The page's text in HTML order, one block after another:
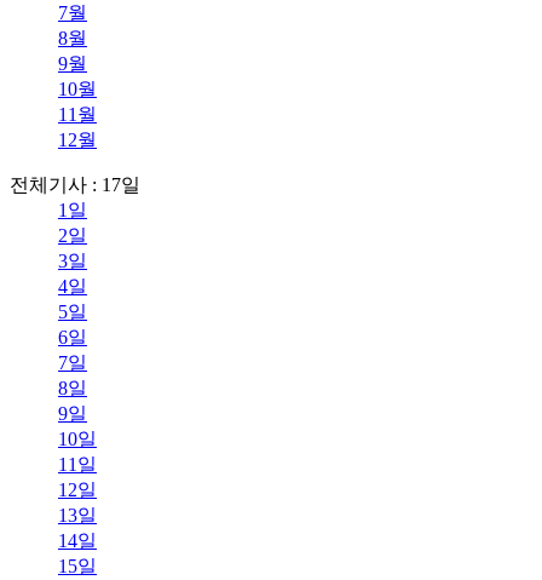
7월
8월
9월
10월
11월
12월
전체기사 : 17일
1일
2일
3일
4일
5일
6일
7일
8일
9일
10일
11일
12일
13일
14일
15일